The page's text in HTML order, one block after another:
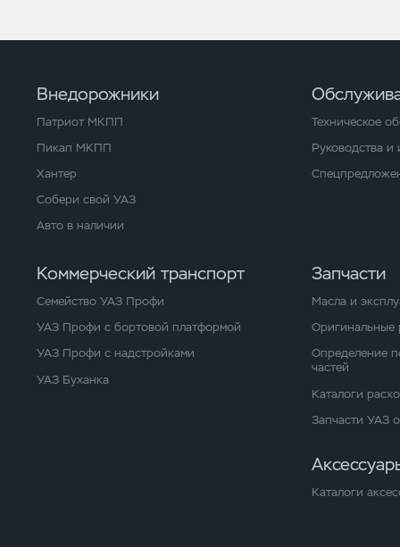
Внедорожники
Патриот МКПП
Пикап МКПП
Хантер
Собери свой УАЗ
Авто в наличии
Техническое
Руководства и
Коммерческий транспорт
Семейство УАЗ Профи
УАЗ Профи с бортовой платформой
УАЗ Профи с надстройками
УАЗ Буханка
Запчасти
Масла и
Оригинальные
Определение
частей
Каталоги
Запчасти УАЗ
Каталоги